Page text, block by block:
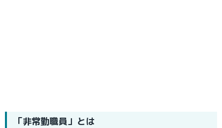
「非常勤職員」とは